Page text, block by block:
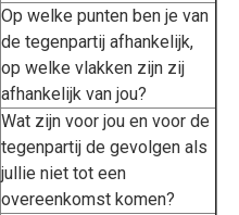
Op welke punten ben je van
de tegenpartij afhankelijk,
op welke vlakken zijn zij
afhankelijk van jou?
Wat zijn voor jou en voor de
tegenpartij de gevolgen als
jullie niet tot een
overeenkomst komen?